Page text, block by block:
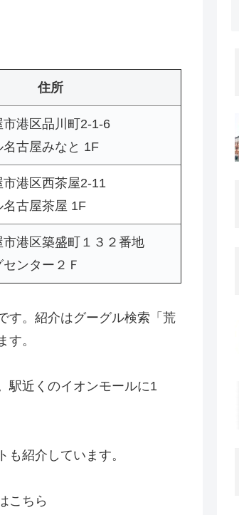
住所
港区品川町2-1-6
名古屋みなと 1F
港区西茶屋2-11
名古屋茶屋 1F
港区築盛町１３２番地
ンター２Ｆ
す。紹介はグーグル検索「荒
。
駅近くのイオンモールに1
紹介しています。
こちら